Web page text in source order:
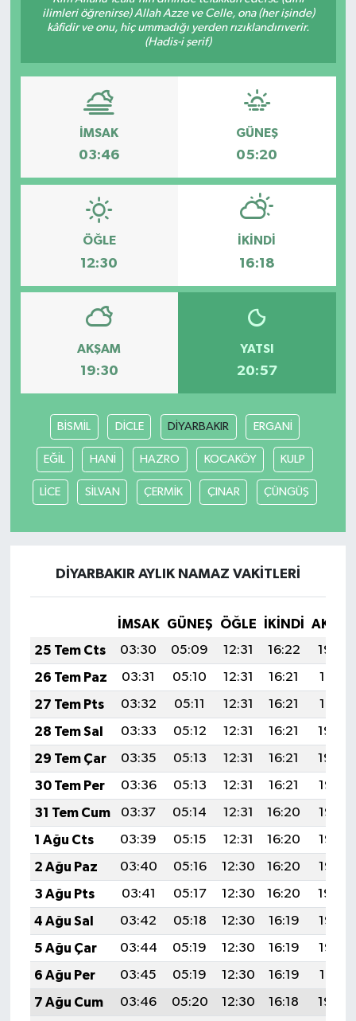
ilimleri öğrenirse) Allah Azze ve Celle, ona (her işinde)
kâfidir ve onu, hiç ummadığı yerden rızıklandırıverir.
(Hadis-i şerif)
İMSAK
03:46
GÜNEŞ
05:20
ÖĞLE
12:30
İKINDI
16:18
AKŞAM
19:30
YATSI
20:57
BİSMİL DİCLE DİYARBAKIR ERGANİ
EĞİL HANİ HAZRO KOCAKÖY KULP
LİCE SİLVAN ÇERMİK ÇINAR ÇÜNGÜŞ
DİYARBAKIR AYLIK NAMAZ VAKITLERI
İMSAK GÜNEŞ ÖĞLE İKINDI
25 Tem Cts
03:30 05:09 12:31 16:22
19:42
26 Tem Paz
03:31 05:10 12:31 16:21
19:41
27 Tem Pts
03:32 05:11 12:31 16:21
19:41
28 Tem Sal
03:33 05:12 12:31 16:21
19:40
29 Tem Çar
03:35 05:13 12:31 16:21
19:39
30 Tem Per
03:36 05:13 12:31 16:21
19:38
31 Tem Cum
03:37 05:14 12:31 16:20
19:37
1 Ağu Cts
03:39 05:15 12:31 16:20
19:36
2 Ağu Paz
03:40 05:16 12:30 16:20
19:35
3 Ağu Pts
03:41 05:17 12:30 16:20
19:34
4 Ağu Sal
03:42 05:18 12:30 16:19
19:33
5 Ağu Çar
03:44 05:19 12:30 16:19
19:32
6 Ağu Per
03:45 05:19 12:30 16:19
19:31
7 Ağu Cum
03:46 05:20 12:30 16:18
19:30